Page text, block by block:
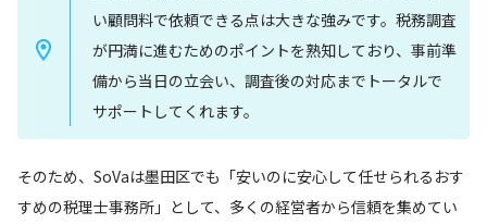
い顧問料で依頼できる点は大きな強みです。税務調査
が円満に進むためのポイントを熟知しており、事前準
備から当日の立会い、調査後の対応までトータルで
サポートしてくれます。
そのため、SoVaは墨田区でも「安いのに安心して任せられるおす
すめの税理士事務所」として、多くの経営者から信頼を集めてい